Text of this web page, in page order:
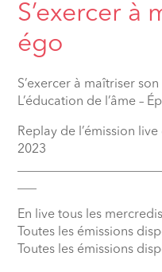
S’exercer à
égo
S’exercer à maîtriser
L’éducation de l’âme –
Replay de l’émission
2023
En live tous les
Toutes les émissions
Toutes les émissions